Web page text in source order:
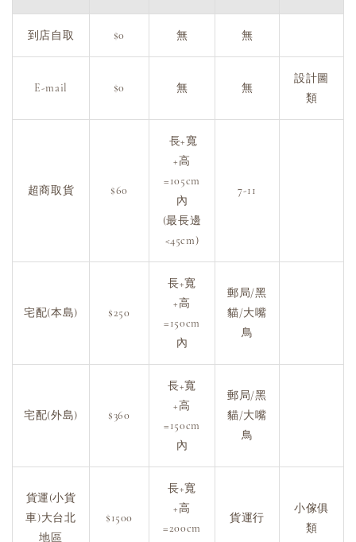
到店自取 $0 無 無
E-mail $0 無 無
設計圖
類
超商取貨 $60
長+寬
+高
=105cm
內
(最長邊
<45cm)
7-11
宅配(本島) $250
長+寬
+高
=150cm
內
郵局/黑
貓/大嘴
鳥
宅配(外島) $360
長+寬
+高
=150cm
內
郵局/黑
貓/大嘴
鳥
貨運(小貨
車)大台北
地區
$1500
長+寬
+高
=200cm
貨運行
小傢俱
類